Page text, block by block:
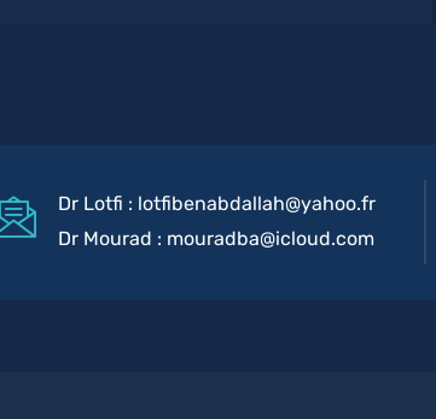
Dr Lotfi : lotfibenabdallah@yahoo.fr
Dr Mourad : mouradba@icloud.com